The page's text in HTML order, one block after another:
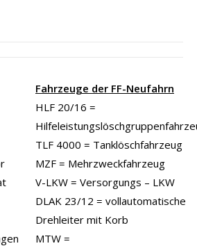
Fahrzeuge der FF-Neufahrn
HLF 20/16 =
TLF 4000 = Tanklöschfahrzeug
MZF = Mehrzweckfahrzeug
V-LKW = Versorgungs – LKW
DLAK 23/12 = vollautomatische
Drehleiter mit Korb
MTW =